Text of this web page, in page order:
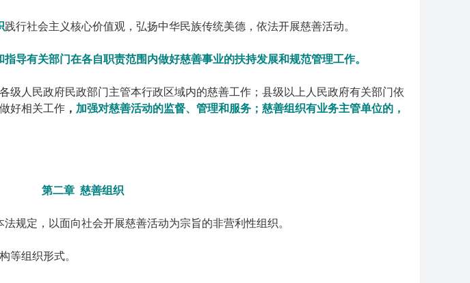
践行社会主义核心价值观，弘扬中华民族传统美德，依法开展慈善活动。
导有关部门在各自职责范围内做好慈善事业的扶持发展和规范管理工作。
级人民政府民政部门主管本行政区域内的慈善工作；县级以上人民政府有关部门依
好相关工作 ， 加强对慈善活动的监督、管理和服务；慈善组织有业务主管单位的，
第二章 慈善组织
规定，以面向社会开展慈善活动为宗旨的非营利性组织。
等组织形式。